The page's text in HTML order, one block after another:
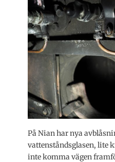
På Nian har nya
vattenståndsglasen, lite
inte komma vägen